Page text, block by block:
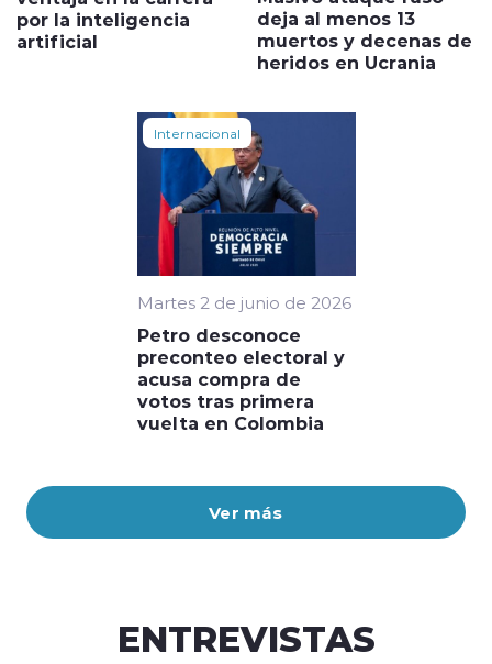
Ver más
por la inteligencia
artificial
deja al menos 13
muertos y decenas de
heridos en Ucrania
Internacional
Martes 2 de junio de 2026
Petro desconoce
preconteo electoral y
acusa compra de
votos tras primera
vuelta en Colombia
ENTREVISTAS